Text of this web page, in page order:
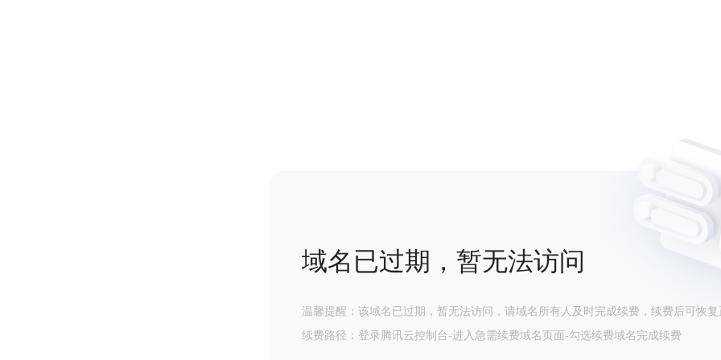
域名已过期，暂无法访问
温馨提醒：该域名已过期，暂无法访问，请域名所有人及时完成续费，续费后可恢复
续费路径：登录腾讯云控制台-进入急需续费域名页面-勾选续费域名完成续费